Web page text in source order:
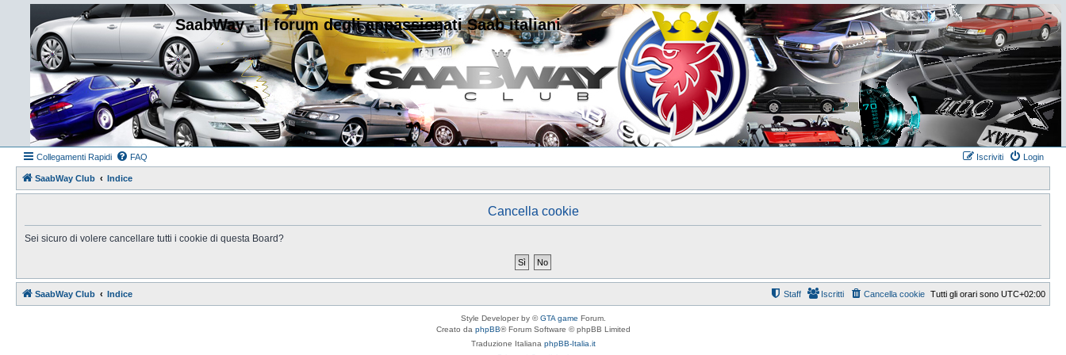
SaabWay - Il forum degli appassionati Saab italiani
Collegamenti Rapidi FAQ Login
Iscriviti
SaabWay Club Indice
Cancella cookie
Sei sicuro di volere cancellare tutti i cookie di questa Board?
SaabWay Club Indice Tutti gli orari sono UTC+02:00
Cancella cookie
Iscritti
Staff
Style Developer by ©GTA game Forum.
Creato da phpBB® Forum Software © phpBB Limited
Traduzione Italiana phpBB-Italia.it